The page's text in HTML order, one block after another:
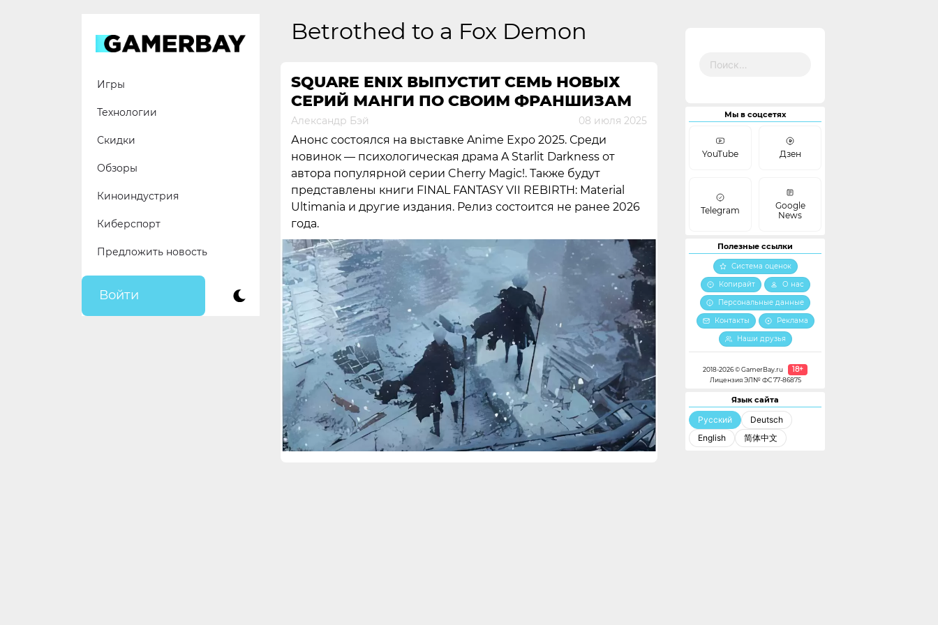
Игры
Технологии
Скидки
Обзоры
Киноиндустрия
Киберспорт
Предложить новость
Войти
Betrothed to a Fox Demon
SQUARE ENIX ВЫПУСТИТ СЕМЬ НОВЫХ
СЕРИЙ МАНГИ ПО СВОИМ ФРАНШИЗАМ
Александр Бэй 08 июля 2025
Анонс состоялся на выставке Anime Expo 2025. Среди
новинок — психологическая драма A Starlit Darkness от
автора популярной серии Cherry Magic!. Также будут
представлены книги FINAL FANTASY VII REBIRTH: Material
Ultimania и другие издания. Релиз состоится не ранее 2026
года.
Мы в соцсетях
YouTube Дзен
Telegram
Google
News
Полезные ссылки
Система оценок
Копирайт
О нас
Персональные данные
Контакты
Реклама
Наши друзья
2018-2026 © GamerBay.ru 18+
Лицензия ЭЛ№ ФС 77-86875
Язык сайта
Русский
Deutsch
English
简体中文